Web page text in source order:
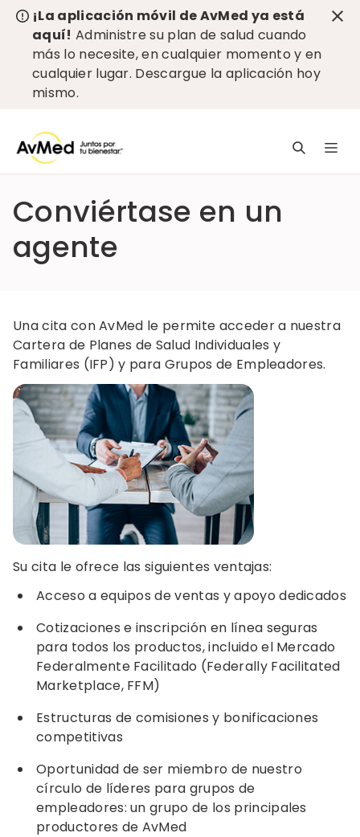
¡La aplicación móvil de AvMed ya está
aquí! Administre su plan de salud cuando
más lo necesite, en cualquier momento y en
cualquier lugar. Descargue la aplicación hoy
mismo.
Conviértase en un
agente
Una cita con AvMed le permite acceder a nuestra
Cartera de Planes de Salud Individuales y
Familiares (IFP) y para Grupos de Empleadores.
Su cita le ofrece las siguientes ventajas:
Acceso a equipos de ventas y apoyo dedicados
Cotizaciones e inscripción en línea seguras
para todos los productos, incluido el Mercado
Federalmente Facilitado (Federally Facilitated
Marketplace, FFM)
Estructuras de comisiones y bonificaciones
competitivas
Oportunidad de ser miembro de nuestro
círculo de líderes para grupos de
empleadores: un grupo de los principales
productores de AvMed